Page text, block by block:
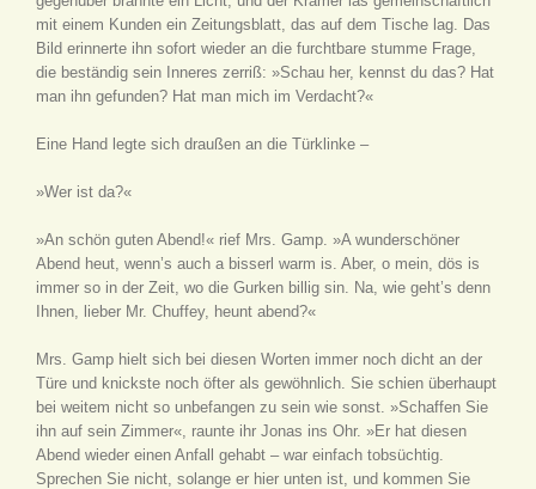
mit einem Kunden ein Zeitungsblatt, das auf dem Tische lag. Das
Bild erinnerte ihn sofort wieder an die furchtbare stumme Frage,
die beständig sein Inneres zerriß: »Schau her, kennst du das? Hat
man ihn gefunden? Hat man mich im Verdacht?«
Eine Hand legte sich draußen an die Türklinke –
»Wer ist da?«
»An schön guten Abend!« rief Mrs. Gamp. »A wunderschöner
Abend heut, wenn’s auch a bisserl warm is. Aber, o mein, dös is
immer so in der Zeit, wo die Gurken billig sin. Na, wie geht’s denn
Ihnen, lieber Mr. Chuffey, heunt abend?«
Mrs. Gamp hielt sich bei diesen Worten immer noch dicht an der
Türe und knickste noch öfter als gewöhnlich. Sie schien überhaupt
bei weitem nicht so unbefangen zu sein wie sonst. »Schaffen Sie
ihn auf sein Zimmer«, raunte ihr Jonas ins Ohr. »Er hat diesen
Abend wieder einen Anfall gehabt – war einfach tobsüchtig.
Sprechen Sie nicht, solange er hier unten ist, und kommen Sie